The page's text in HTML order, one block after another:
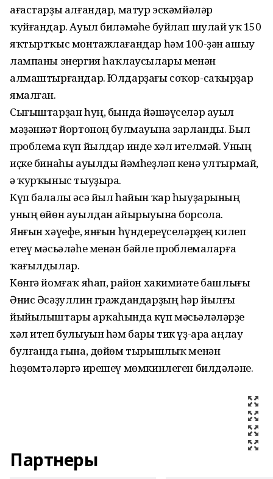
ағастарҙы алғандар, матур эскәмйәләр
ҡуйғандар. Ауыл биләмәһе буйлап шулай уҡ 150
яҡтыртҡыс монтажлағандар һәм 100-ҙән ашыу
лампаны энергия һаҡлаусылары менән
алмаштырғандар. Юлдарҙағы соҡор-саҡырҙар
ямалған.
Сығыштарҙан һуң, бында йәшәүселәр ауыл
мәҙәниәт йортоноң булмауына зарланды. Был
проблема күп йылдар инде хәл ителмәй. Уның
иҫке бинаһы ауылды йәмһеҙләп кенә ултырмай,
ә ҡурҡыныс тыуҙыра.
Күп балалы әсә йыл һайын ҡар һыуҙарының
уның өйөн ауылдан айырыуына борсола.
Янғын хәүефе, янғын һүндереүселәрҙең килеп
етеү мәсьәләһе менән бәйле проблемаларға
ҡағылдылар.
Көнгә йомғаҡ яһап, район хакимиәте башлығы
Әнис Әсәҙуллин граждандарҙың һәр йылғы
йыйылыштары арҡаһында күп мәсьәләләрҙе
хәл итеп булыуын һәм бары тик үҙ-ара аңлау
булғанда ғына, дөйөм тырышлыҡ менән
һөҙөмтәләргә ирешеү мөмкинлеген билдәләне.
Партнеры